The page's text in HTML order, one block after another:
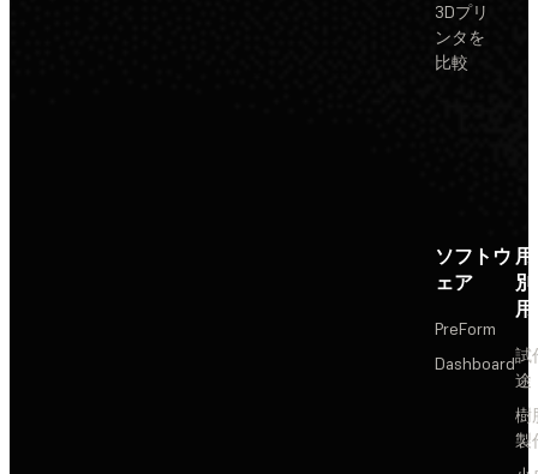
3Dプリ
ンタを
比較
ソフトウ
ェア
PreForm
Dashboard試
途
樹
製